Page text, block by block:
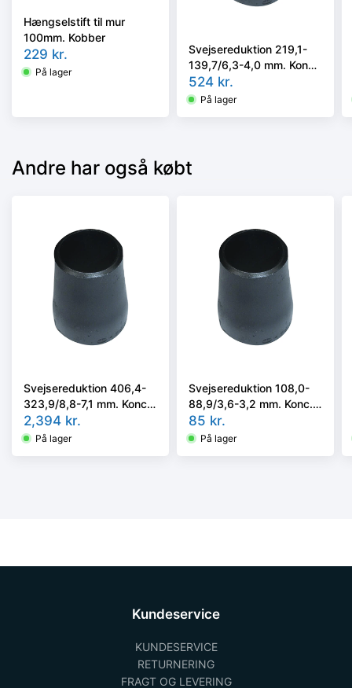
Hængselstift til mur
100mm. Kobber
229 kr.
På lager
Svejsereduktion 219,1-
139,7/6,3-4,0 mm. Konc.
Slyngr. Faset, Kval.
P235GH, EN 10253-
524 kr.
På lager
Andre har også købt
Svejsereduktion 406,4-
323,9/8,8-7,1 mm. Konc.
Kval. P235GH, EN 10253-
2/rk2 type B
2,394 kr.
På lager
Svejsereduktion 108,0-
88,9/3,6-3,2 mm. Konc.
Kval. P235GH, EN 10253-
2/rk2 type B
85 kr.
På lager
Kundeservice
KUNDESERVICE
RETURNERING
FRAGT OG LEVERING